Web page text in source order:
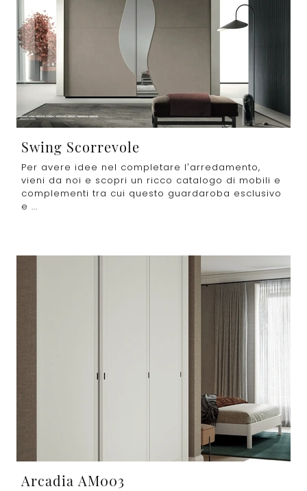
Swing Scorrevole
Per avere idee nel completare l’arredamento,
vieni da noi e scopri un ricco catalogo di mobili e
complementi tra cui questo guardaroba esclusivo
e ...
Arcadia AM003